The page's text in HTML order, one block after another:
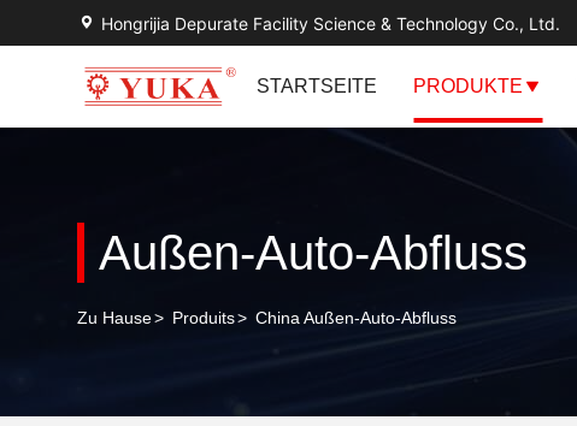
Hongrijia Depurate Facility Science & Technology Co., Ltd.
STARTSEITE PRODUKTE
Außen-Auto-Abfluss
Zu Hause> Produits> China Außen-Auto-Abfluss